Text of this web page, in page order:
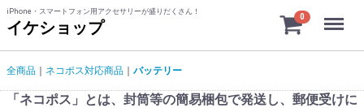
iPhone・スマートフォン用アクセサリーが盛りだくさん！
イケショップ
0 Menu
全商品 ネコポス対応商品 バッテリー
「ネコポス」とは、封筒等の簡易梱包で発送し、郵便受けに